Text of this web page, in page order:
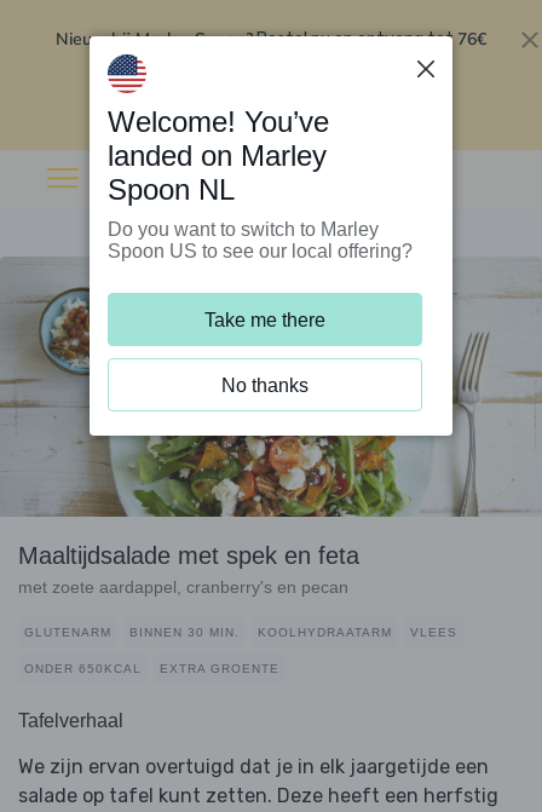
Nieuw bij Marley Spoon?Bestel nu en ontvang tot 76€
Maaltijdsalade met spek en feta
met zoete aardappel, cranberry's en pecan
GLUTENARM BINNEN 30 MIN. KOOLHYDRAATARM VLEES
ONDER 650KCAL EXTRA GROENTE
Tafelverhaal
We zijn ervan overtuigd dat je in elk jaargetijde een
salade op tafel kunt zetten. Deze heeft een herfstig
Welcome! You’ve
landed on Marley
Spoon NL
Do you want to switch to Marley
Spoon US to see our local offering?
Take me there
No thanks